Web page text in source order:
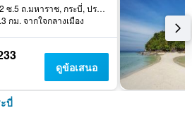
52 ซ.5 ถ.มหาราช, กระบี่, ประเทศไทย
กม. จากใจกลางเมือง
ดูข้อเสนอ
บี่